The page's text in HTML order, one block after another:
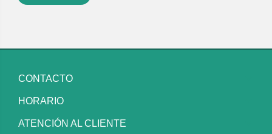
CONTACTO
HORARIO
ATENCIÓN AL CLIENTE